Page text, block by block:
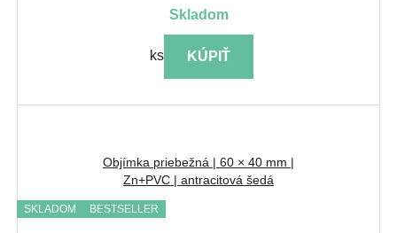
skladom
ks KÚPIŤ
Objímka priebežná | 60 × 40 mm |
Zn+PVC | antracitová šedá
SKLADOM BESTSELLER